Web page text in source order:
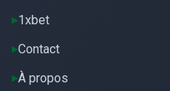
1xbet
Contact
À propos